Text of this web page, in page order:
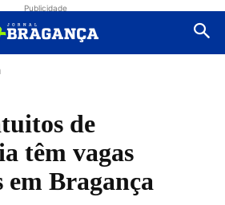
Publicidade
de
têm vagas
em Bragança